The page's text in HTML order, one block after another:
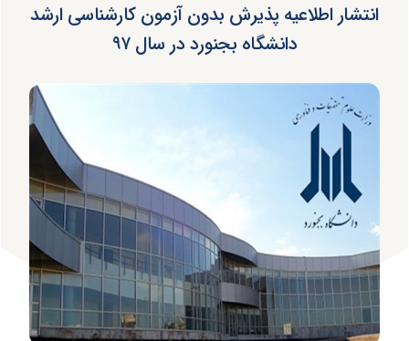
انتشار اطلاعیه پذیرش بدون آزمون کارشناسی ‎ارشد
دانشگاه بجنورد در سال ۹۷